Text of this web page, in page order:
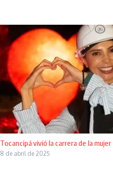
Tocancipá vivió la carrera de la
8 de abril de 2025